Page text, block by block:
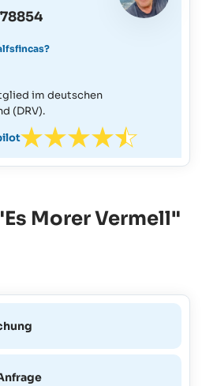
im deutschen
(DRV).
Morer Vermell"
Zeitraum nicht